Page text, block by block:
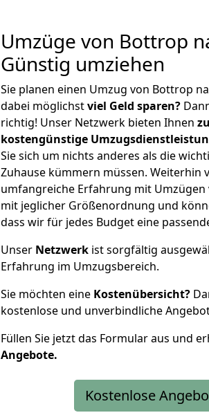
Umzüge von Bottrop
Günstig umziehen
Sie planen einen Umzug von Bottrop
dabei möglichstviel Geld sparen?
richtig! Unser Netzwerk bieten Ihnen
kostengünstige
Sie sich um nichts anderes als die
Zuhause kümmern müssen. Weiterhin
umfangreiche Erfahrung mit
mit jeglicher Größenordnung und
dass wir für jedes Budget eine
Unser Netzwerk ist sorgfältig
Erfahrung im Umzugsbereich.
Sie möchten eine Kostenübersicht?
kostenlose und unverbindliche
Füllen Sie jetzt das Formular aus und
Angebote.
Kostenlose